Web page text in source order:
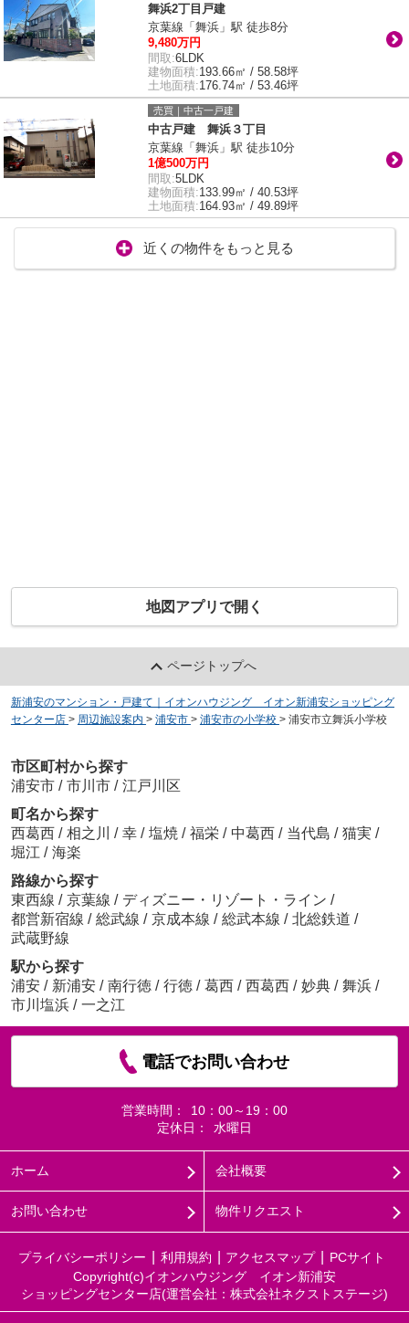
舞浜2丁目戸建
京葉線「舞浜」駅 徒歩8分
9,480万円
間取:6LDK
建物面積:193.66㎡ / 58.58坪
土地面積:176.74㎡ / 53.46坪
売買｜中古一戸建
中古戸建 舞浜３丁目
京葉線「舞浜」駅 徒歩10分
1億500万円
間取:5LDK
建物面積:133.99㎡ / 40.53坪
土地面積:164.93㎡ / 49.89坪
近くの物件をもっと見る
地図アプリで開く
ページトップへ
新浦安のマンション・戸建て｜イオンハウジング イオン新浦安ショッピング
センター店 > 周辺施設案内 > 浦安市 > 浦安市の小学校 > 浦安市立舞浜小学校
市区町村から探す
浦安市 / 市川市 / 江戸川区
町名から探す
西葛西 / 相之川 / 幸 / 塩焼 / 福栄 / 中葛西 / 当代島 / 猫実 /
堀江 / 海楽
路線から探す
東西線 / 京葉線 / ディズニー・リゾート・ライン /
都営新宿線 / 総武線 / 京成本線 / 総武本線 / 北総鉄道 /
武蔵野線
駅から探す
浦安 / 新浦安 / 南行徳 / 行徳 / 葛西 / 西葛西 / 妙典 / 舞浜 /
市川塩浜 / 一之江
電話でお問い合わせ
営業時間：
10：00～19：00
定休日：
水曜日
ホーム 会社概要
お問い合わせ 物件リクエスト
プライバシーポリシー 利用規約 アクセスマップ
PCサイト
Copyright(c)イオンハウジング イオン新浦安
ショッピングセンター店(運営会社：株式会社ネクストステージ)